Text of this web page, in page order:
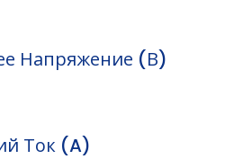
Напряжение (В)
Ток (A)